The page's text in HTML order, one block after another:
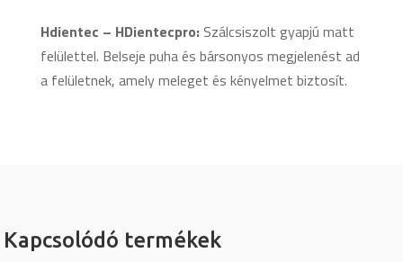
Hdientec – HDientecpro:Szálcsiszolt gyapjú matt
felülettel. Belseje puha és bársonyos megjelenést ad
a felületnek, amely meleget és kényelmet biztosít.
Kapcsolódó termékek